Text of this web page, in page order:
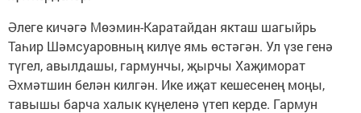
Әлеге кичәгә Мөэмин-Каратайдан якташ шагыйрь
Таһир Шәмсуаровның килүе ямь өстәгән. Ул үзе генә
түгел, авылдашы, гармунчы, җырчы Хаҗиморат
Әхмәтшин белән килгән. Ике иҗат кешесенең моңы,
тавышы барча халык күңеленә үтеп керде. Гармун